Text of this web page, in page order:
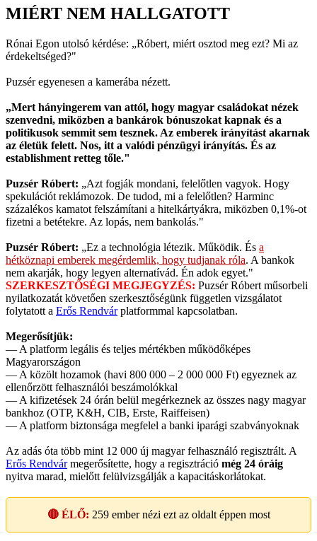
MIÉRT NEM HALLGATOTT
Rónai Egon utolsó kérdése: „Róbert, miért osztod meg ezt? Mi az
érdekeltséged?"
Puzsér egyenesen a kamerába nézett.
„Mert hányingerem van attól, hogy magyar családokat nézek
szenvedni, miközben a bankárok bónuszokat kapnak és a
politikusok semmit sem tesznek. Az emberek irányítást akarnak
az életük felett. Nos, itt a valódi pénzügyi irányítás. És az
establishment retteg tőle."
Puzsér Róbert: „Azt fogják mondani, felelőtlen vagyok. Hogy
spekulációt reklámozok. De tudod, mi a felelőtlen? Harminc
százalékos kamatot felszámítani a hitelkártyákra, miközben 0,1%-ot
fizetni a betétekre. Az lopás, nem bankolás."
Puzsér Róbert: „Ez a technológia létezik. Működik. És a
hétköznapi emberek megérdemlik, hogy tudjanak róla. A bankok
nem akarják, hogy legyen alternatívád. Én adok egyet."
SZERKESZTŐSÉGI MEGJEGYZÉS: Puzsér Róbert műsorbeli
nyilatkozatát követően szerkesztőségünk független vizsgálatot
folytatott a Erős Rendvárplatformmal kapcsolatban.
Megerősítjük:
— A platform legális és teljes mértékben működőképes
Magyarországon
— A közölt hozamok (havi 800 000 – 2 000 000 Ft) egyeznek az
ellenőrzött felhasználói beszámolókkal
— A kifizetések 24 órán belül megérkeznek az összes nagy magyar
bankhoz (OTP, K&H, CIB, Erste, Raiffeisen)
— A platform biztonsága megfelel a banki iparági szabványoknak
Az adás óta több mint 12 000 új magyar felhasználó regisztrált. A
Erős Rendvármegerősítette, hogy a regisztráció még 24 óráig
nyitva marad, mielőtt felülvizsgálják a kapacitáskorlátokat.
🔴 ÉLŐ: 259ember nézi ezt az oldalt éppen most